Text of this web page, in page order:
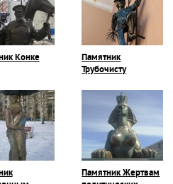
Конке
Памятник
Трубочисту
Памятник Жертвам